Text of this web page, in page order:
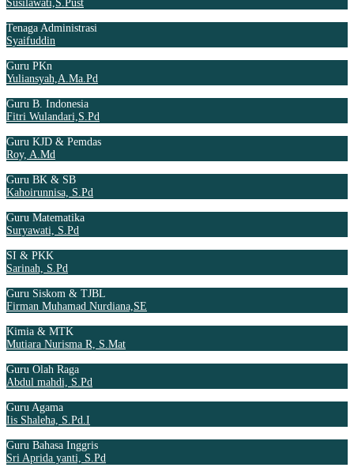
Susilawati,S.Pust
Tenaga Administrasi
Syaifuddin
Guru PKn
Yuliansyah,A.Ma.Pd
Guru B. Indonesia
Fitri Wulandari,S.Pd
Guru KJD & Pemdas
Roy, A.Md
Guru BK & SB
Kahoirunnisa, S.Pd
Guru Matematika
Suryawati, S.Pd
SI & PKK
Sarinah, S.Pd
Guru Siskom & TJBL
Firman Muhamad Nurdiana,SE
Kimia & MTK
Mutiara Nurisma R, S.Mat
Guru Olah Raga
Abdul mahdi, S.Pd
Guru Agama
Iis Shaleha, S.Pd.I
Guru Bahasa Inggris
Sri Aprida yanti, S.Pd